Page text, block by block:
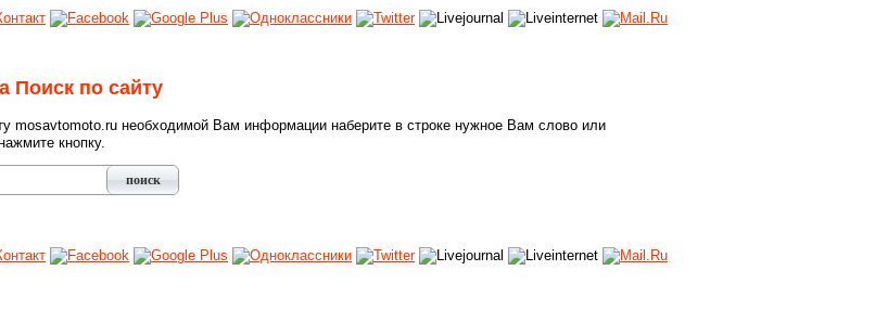
Поиск по сайту
mosavtomoto.ru необходимой Вам информации наберите в строке нужное Вам слово или
кнопку.